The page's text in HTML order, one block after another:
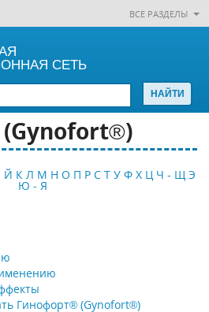
ВСЕ РАЗДЕЛЫ
СЕТЬ
Й К Л М Н О П Р С Т У Ф Х Ц Ч - Щ Э
Ю - Я
Гинофорт® (Gynofort®)